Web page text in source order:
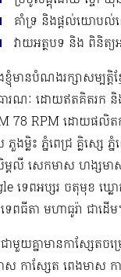
គាំទ្រ និងផ្ដល់យោប
វាយអត្ថបទ និង ពិនិត្
ញុំមានបំណងរក្សាសម្បត្តិ
រណៈ ដោយឥតគិតរក និ
78 RPM​ ដោយផលិត
ភួងម្លិះ ភ្នំពេជ្រ គ្លិស្ស
ពលី សេកមាស ហង្សមាស
ទេពអប្សរ ចតុមុខ ឃ្ល
ទេពធីតា មហាធូរ៉ា ជាដើ
ាមួយគ្នាមានកាសែ្សត
កាស្សែត ពេងមាស កាស្